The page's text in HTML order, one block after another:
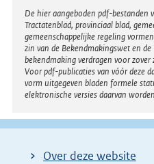
Disclaimer
De hier aangeboden pdf-bestanden
Tractatenblad, provinciaal blad,
gemeenschappelijke regeling
zin van de Bekendmakingswet en
bekendmaking verdragen voor
Voor pdf-publicaties van vóór deze
vorm uitgegeven bladen formele
elektronische versies daarvan
Over deze website